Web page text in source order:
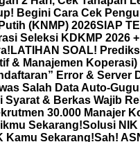
Begini Cara Cek
(KNMP) 2026SIAP
Seleksi KDKMP 2026
LATIHAN SOAL!
& Manajemen
Error & Server
Salah Data Auto-
Syarat & Berkas Wajib
30.000 Manajer
Sekarang!Solusi NIK
Kamu Sekarang!Sah!